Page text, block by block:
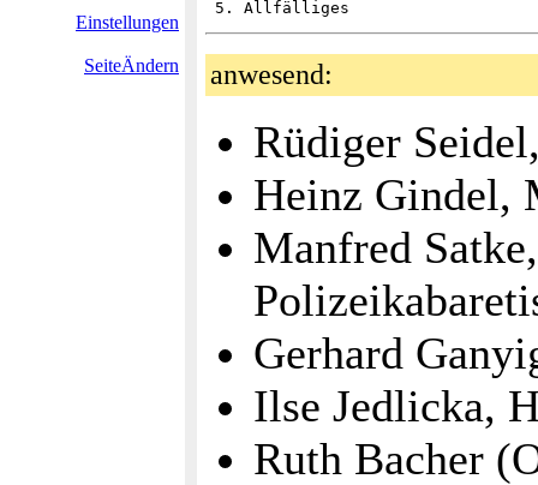
Einstellungen
SeiteÄndern anwesend:
Rüdiger
Heinz Gindel,
Manfred
Gerhard
Ilse Jedlicka,
Ruth Bacher